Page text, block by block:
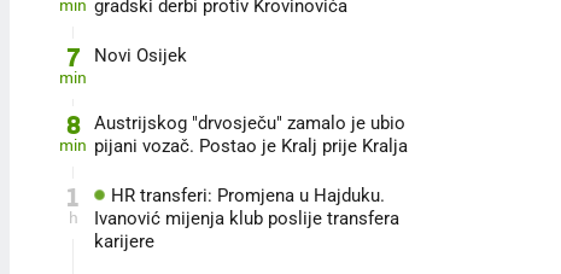
min gradski derbi protiv Krovinovića
7
min
Novi Osijek
8
min
Austrijskog "drvosječu" zamalo je ubio
pijani vozač. Postao je Kralj prije Kralja
1
h
HR transferi: Promjena u Hajduku.
Ivanović mijenja klub poslije transfera
karijere